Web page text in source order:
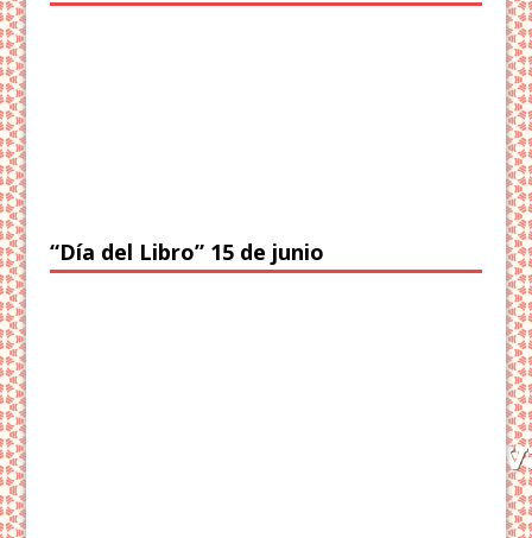
“Día del Libro” 15 de junio